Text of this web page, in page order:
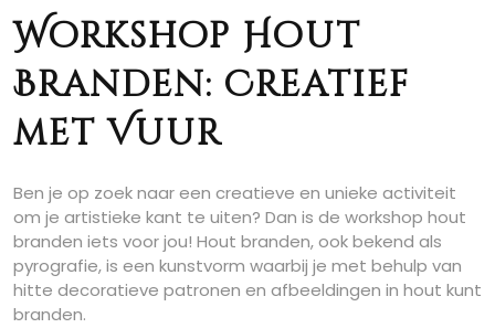
Workshop Hout
Branden: Creatief
met Vuur
Ben je op zoek naar een creatieve en unieke activiteit
om je artistieke kant te uiten? Dan is de workshop hout
branden iets voor jou! Hout branden, ook bekend als
pyrografie, is een kunstvorm waarbij je met behulp van
hitte decoratieve patronen en afbeeldingen in hout kunt
branden.